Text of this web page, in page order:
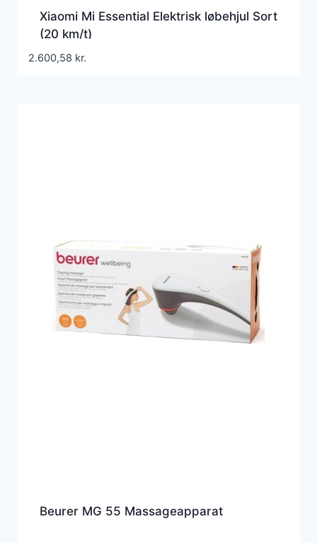
Xiaomi Mi Essential Elektrisk løbehjul Sort
(20 km/t)
2.600,58 kr.
Beurer MG 55 Massageapparat